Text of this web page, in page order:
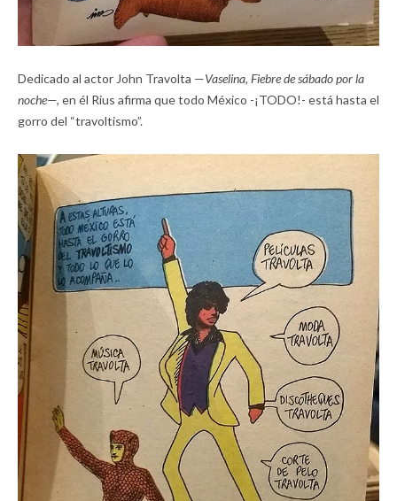
Dedicado al actor John Travolta —Vaselina, Fiebre de sábado por la
noche—, en él Rius afirma que todo México -¡TODO!- está hasta el
gorro del “travoltismo”.